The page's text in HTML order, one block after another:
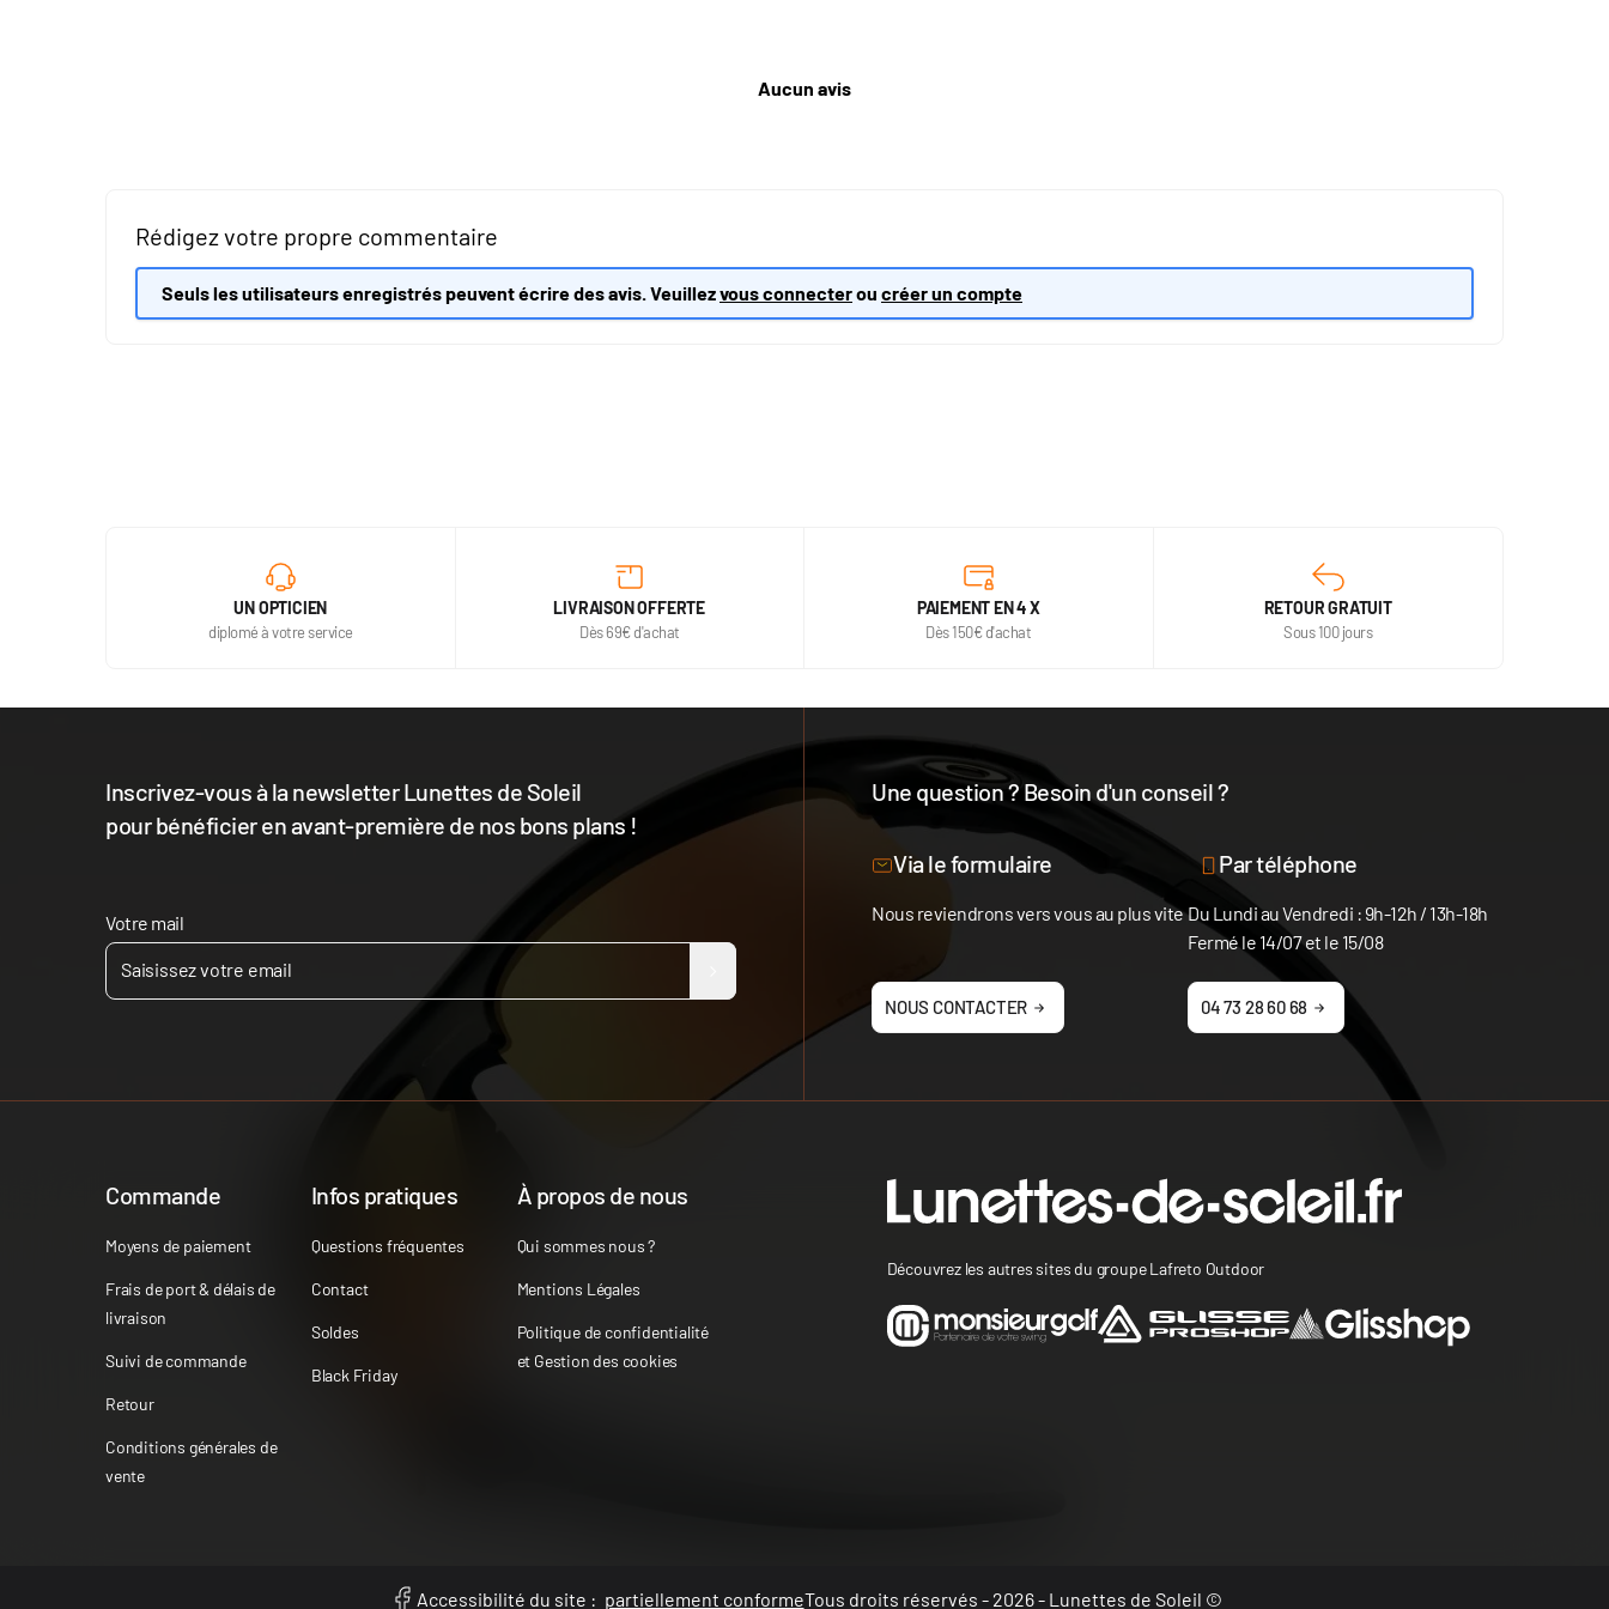
Aucun avis
Rédigez votre propre commentaire
Seuls les utilisateurs enregistrés peuvent écrire des avis. Veuillezvous connecterou créer un compte
UN OPTICIEN
diplomé à votre service
LIVRAISON OFFERTE
Dès 69€ d'achat
PAIEMENT EN 4 X
Dès 150€ d'achat
RETOUR GRATUIT
Sous 100 jours
Inscrivez-vous à la newsletter Lunettes de Soleil
pour bénéficier en avant-première de nos bons plans !
Votre mail
Une question ? Besoin d'un conseil ?
Notre équipe est à votre disposition
Via le formulaire Par téléphone
Nous reviendrons vers vous au plus vite
NOUS CONTACTER
Du Lundi au Vendredi : 9h-12h / 13h-18h
Fermé le 14/07 et le 15/08
04 73 28 60 68
Commande
Moyens de paiement
Frais de port & délais de
livraison
Suivi de commande
Retour
Conditions générales de
vente
Infos pratiques
Questions fréquentes
Contact
Soldes
Black Friday
À propos de nous
Qui sommes nous ?
Mentions Légales
Politique de confidentialité
et Gestion des cookies
Découvrez les autres sites du groupe Lafreto Outdoor
Accessibilité du site : partiellement conformeTous droits réservés - 2026 - Lunettes de Soleil ©